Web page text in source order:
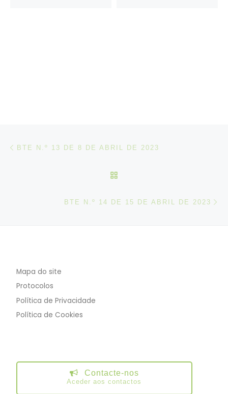
Post navigation
BTE N.º 13 DE 8 DE ABRIL DE 2023
BTE N.º 14 DE 15 DE ABRIL DE 2023
Mapa do site
Protocolos
Política de Privacidade
Política de Cookies
Contacte-nos
Aceder aos contactos